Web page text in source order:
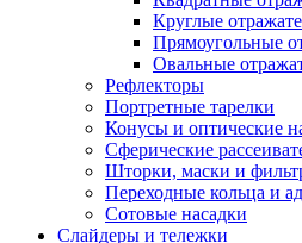
Круглые
Прямоугольные
Овальные
Рефлекторы
Портретные тарелки
Конусы и оптические
Сферические
Шторки, маски и
Переходные кольца и
Сотовые насадки
Слайдеры и тележки